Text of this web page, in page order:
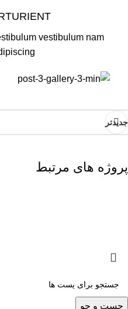
vestibulum nam
جدیدتر
پروژه های مرتبط
جست و جو